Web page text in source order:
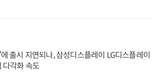
출시 지연되나, 삼성디스플레이 LG디스플레이
다각화 속도